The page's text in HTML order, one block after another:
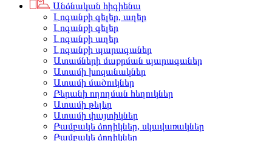
Անձնական հիգիենա
Լոգանքի գելեր, աղեր
Լոգանքի գելեր
Լոգանքի աղեր
Լոգանքի պարագաներ
Ատամների մաքրման պարագաներ
Ատամի խոզանակներ
Ատամի մածուկներ
Բերանի ողողման հեղուկներ
Ատամի թելեր
Ատամի փայտիկներ
Բամբակե ձողիկներ, սկավառակներ
Բամբակե ձողիկներ